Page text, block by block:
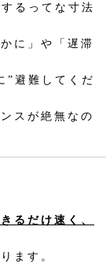
るってな寸法
に」や「遅滞
”避難してくだ
スが絶無なの
るだけ速く、
ます。